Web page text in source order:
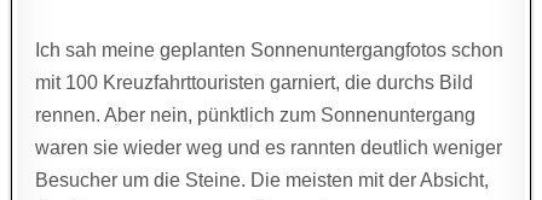
Ich sah meine geplanten Sonnenuntergangfotos schon
mit 100 Kreuzfahrttouristen garniert, die durchs Bild
rennen. Aber nein, pünktlich zum Sonnenuntergang
waren sie wieder weg und es rannten deutlich weniger
Besucher um die Steine. Die meisten mit der Absicht,